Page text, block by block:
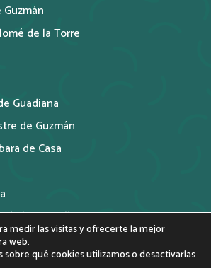
de la Torre
Guadiana
de Guzmán
de Casa
de los Castillejos
medir las visitas y ofrecerte la mejor
web.
sobre qué cookies utilizamos o desactivarlas